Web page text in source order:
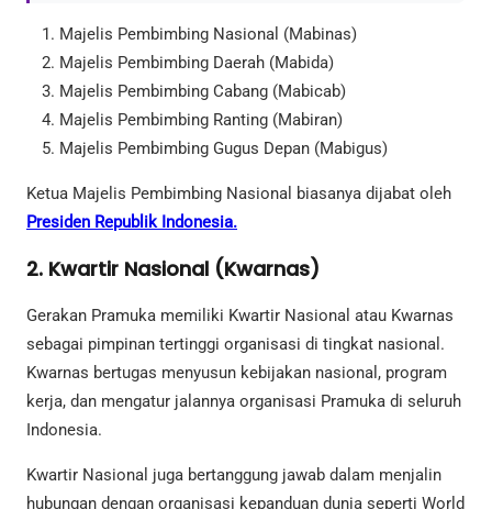
Majelis Pembimbing Nasional (Mabinas)
Majelis Pembimbing Daerah (Mabida)
Majelis Pembimbing Cabang (Mabicab)
Majelis Pembimbing Ranting (Mabiran)
Majelis Pembimbing Gugus Depan (Mabigus)
Ketua Majelis Pembimbing Nasional biasanya dijabat oleh
Presiden Republik Indonesia.
2. Kwartir Nasional (Kwarnas)
Gerakan Pramuka memiliki Kwartir Nasional atau Kwarnas
sebagai pimpinan tertinggi organisasi di tingkat nasional.
Kwarnas bertugas menyusun kebijakan nasional, program
kerja, dan mengatur jalannya organisasi Pramuka di seluruh
Indonesia.
Kwartir Nasional juga bertanggung jawab dalam menjalin
hubungan dengan organisasi kepanduan dunia seperti World